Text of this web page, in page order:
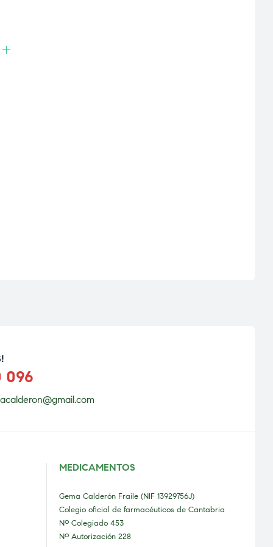
096
MEDICAMENTOS
Gema Calderón Fraile (NIF 13929756J)
Colegio oficial de farmacéuticos de Cantabria
Nº Colegiado 453
Nº Autorización 228